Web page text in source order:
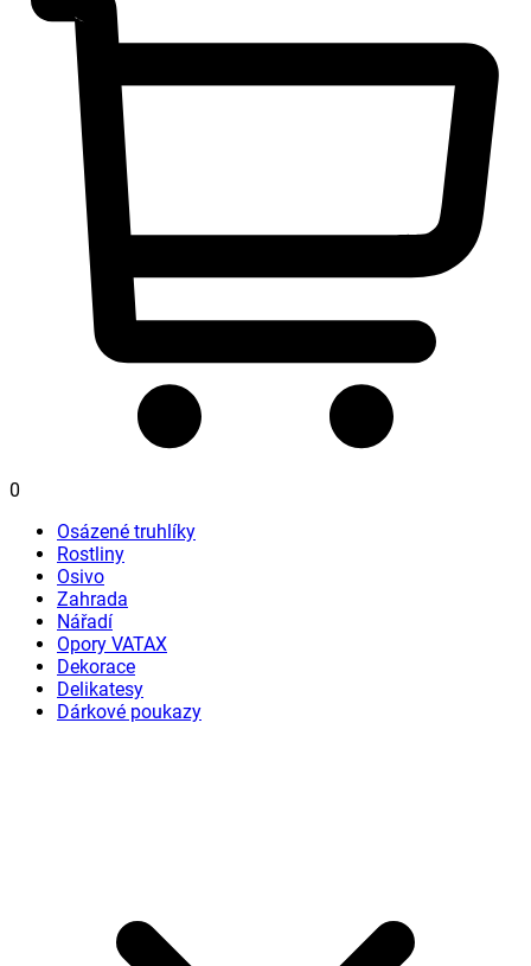
0
Osázené truhlíky
Rostliny
Osivo
Zahrada
Nářadí
Opory VATAX
Dekorace
Delikatesy
Dárkové poukazy